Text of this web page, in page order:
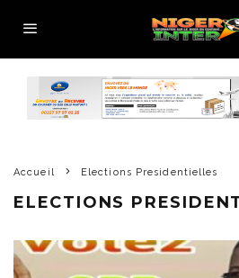
Accueil Elections Presidentielles
ELECTIONS